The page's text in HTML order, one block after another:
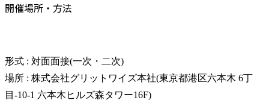
開催場所・方法
形式 : 対面面接(一次・二次)
場所 : 株式会社グリットワイズ本社(東京都港区六本木 6丁
目-10-1 六本木ヒルズ森タワー16F)